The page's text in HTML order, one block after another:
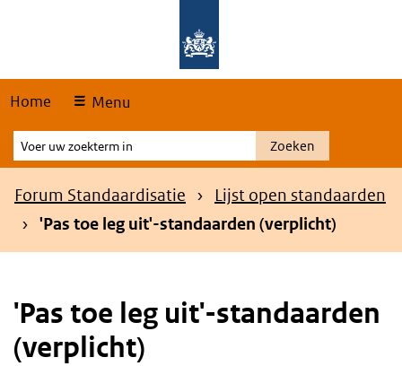
Home Menu
Voer
uw
zoekterm
Zoeken
Kruimelpad
Forum Standaardisatie
Lijst open standaarden
'Pas toe leg uit'-standaarden (verplicht)
'Pas toe leg uit'-standaarden
(verplicht)